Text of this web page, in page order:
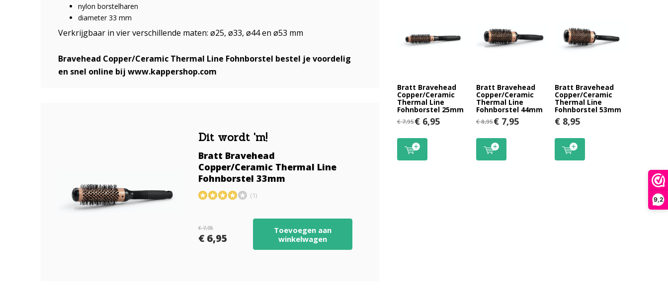
9,2
nylon borstelharen
diameter 33 mm
Verkrijgbaar in vier verschillende maten: ø25, ø33, ø44 en ø53 mm
Bravehead Copper/Ceramic Thermal Line Fohnborstel bestel je voordelig
en snel online bij www.kappershop.com
Dit wordt 'm!
Bratt Bravehead
Copper/Ceramic Thermal Line
Fohnborstel 33mm
(1)
€ 7,95
€ 6,95
Toevoegen aan
winkelwagen
Bratt Bravehead
Copper/Ceramic
Thermal Line
Fohnborstel 25mm
€ 7,95€ 6,95
Bratt Bravehead
Copper/Ceramic
Thermal Line
Fohnborstel 44mm
€ 8,95€ 7,95
Bratt Bravehead
Copper/Ceramic
Thermal Line
Fohnborstel 53mm
€ 8,95